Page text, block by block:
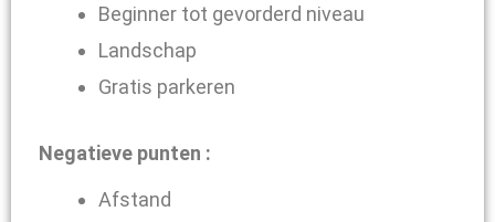
Beginner tot gevorderd niveau
Landschap
Gratis parkeren
Negatieve punten :
Afstand